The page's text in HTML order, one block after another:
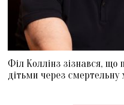
Філ Коллінз зізнався, що
дітьми через смертельну